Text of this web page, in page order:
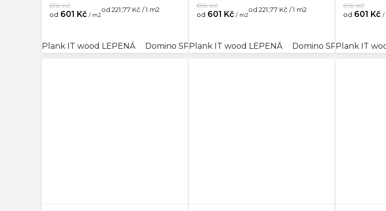
od 601 Kč / m2
616 Kč
Měrná
cena:
od 221,77 Kč / 1 m2
Plank IT wood LEPENÁ Domino SPC Acoustic ZÁMKOVÁ
od 601 Kč / m2
616 Kč
Měrná
cena:
od 221,77 Kč / 1 m2
Plank IT wood LEPENÁ Domino SPC Acoustic
od 601 Kč /
616 Kč
Plank IT